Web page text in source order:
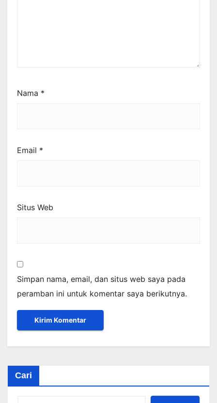
Nama *
Email *
Situs Web
Simpan nama, email, dan situs web saya pada
peramban ini untuk komentar saya berikutnya.
Cari